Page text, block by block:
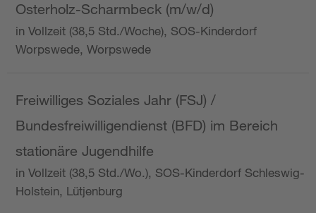
Osterholz-Scharmbeck (m/w/d)
in Vollzeit (38,5 Std./Woche), SOS-Kinderdorf
Worpswede, Worpswede
Freiwilliges Soziales Jahr (FSJ) /
Bundesfreiwilligendienst (BFD) im Bereich
stationäre Jugendhilfe
in Vollzeit (38,5 Std./Wo.), SOS-Kinderdorf Schleswig-
Holstein, Lütjenburg